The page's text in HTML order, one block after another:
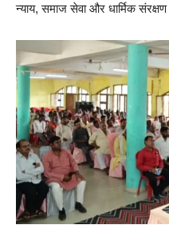
न्याय, समाज सेवा और धार्मिक